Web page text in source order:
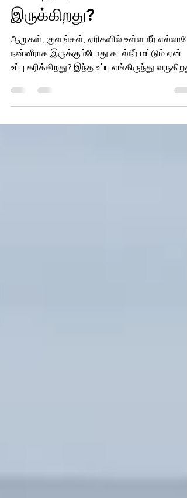
சுற்றுச் சூழல்
கடல்நீர் ஏன் உப்பாக
இருக்கிறது?
நன்னீராக இருக்கும்போது கடல்நீர் மட்டும் ஏன்
உப்பு கரிக்கிறது? இந்த உப்பு எங்கிருந்து